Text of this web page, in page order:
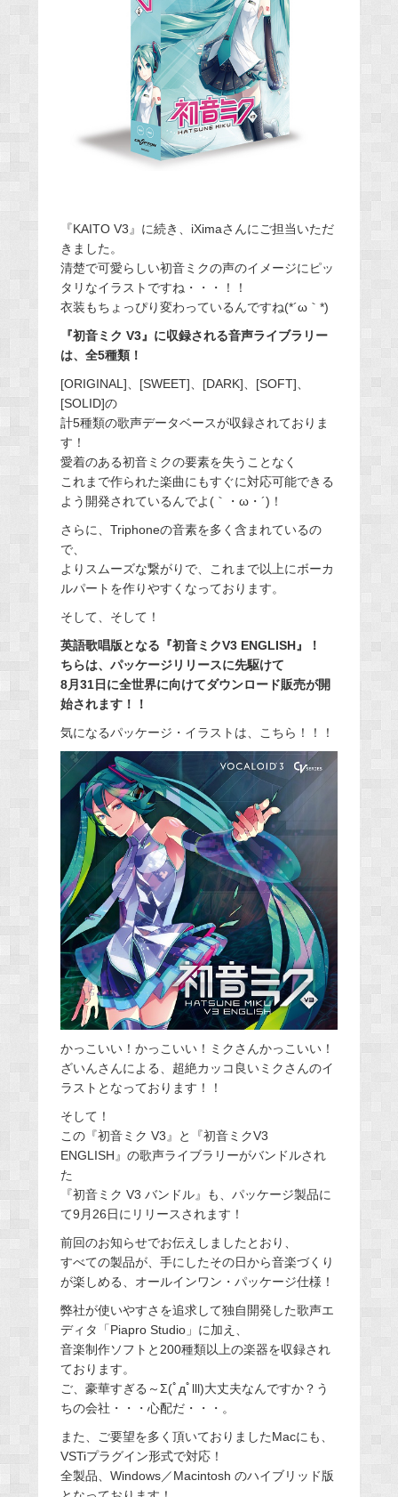
『KAITO V3』に続き、iXimaさんにご担当いただ
きました。
清楚で可愛らしい初音ミクの声のイメージにピッ
タリなイラストですね・・・！！
衣装もちょっぴり変わっているんですね(*´ω｀*)
『初音ミク V3』に収録される音声ライブラリー
は、全5種類！
[ORIGINAL]、[SWEET]、[DARK]、[SOFT]、
[SOLID]の
計5種類の歌声データベースが収録されておりま
す！
愛着のある初音ミクの要素を失うことなく
これまで作られた楽曲にもすぐに対応可能できる
よう開発されているんでよ(｀・ω・´)！
さらに、Triphoneの音素を多く含まれているの
で、
よりスムーズな繋がりで、これまで以上にボーカ
ルパートを作りやすくなっております。
そして、そして！
英語歌唱版となる『初音ミクV3 ENGLISH』！
ちらは、パッケージリリースに先駆けて
8月31日に全世界に向けてダウンロード販売が開
始されます！！
気になるパッケージ・イラストは、こちら！！！
かっこいい！かっこいい！ミクさんかっこいい！
ざいんさんによる、超絶カッコ良いミクさんのイ
ラストとなっております！！
そして！
この『初音ミク V3』と『初音ミクV3
ENGLISH』の歌声ライブラリーがバンドルされ
た
『初音ミク V3 バンドル』も、パッケージ製品に
て9月26日にリリースされます！
前回のお知らせでお伝えしましたとおり、
すべての製品が、手にしたその日から音楽づくり
が楽しめる、オールインワン・パッケージ仕様！
弊社が使いやすさを追求して独自開発した歌声エ
ディタ「Piapro Studio」に加え、
音楽制作ソフトと200種類以上の楽器を収録され
ております。
ご、豪華すぎる～Σ(ﾟдﾟlll)大丈夫なんですか？う
ちの会社・・・心配だ・・・。
また、ご要望を多く頂いておりましたMacにも、
VSTiプラグイン形式で対応！
全製品、Windows／Macintosh のハイブリッド版